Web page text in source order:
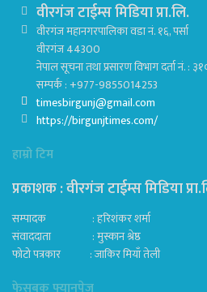
वीरगंज टाईम्स मिडिया प्रा.लि.
वीरगंज महानगरपालिका वडा नं. १६, पर्सा
वीरगंज 44300
नेपाल सूचना तथा प्रसारण विभाग दर्ता नं. :
सम्पर्क : +977-9855014253
timesbirgunj@gmail.com
https://birgunjtimes.com/
हाम्रो टिम
प्रकाशक : वीरगंज टाईम्स मिडिया
सम्पादक : हरिशंकर शर्मा
संवाददाता : मुस्कान श्रेष्ठ
फोटो पत्रकार : जाकिर मियाँ तेली